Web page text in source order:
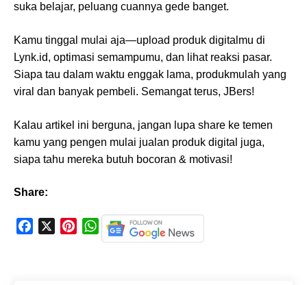
suka belajar, peluang cuannya gede banget.
Kamu tinggal mulai aja—upload produk digitalmu di
Lynk.id, optimasi semampumu, dan lihat reaksi pasar.
Siapa tau dalam waktu enggak lama, produkmulah yang
viral dan banyak pembeli. Semangat terus, JBers!
Kalau artikel ini berguna, jangan lupa share ke temen
kamu yang pengen mulai jualan produk digital juga,
siapa tahu mereka butuh bocoran & motivasi!
Share:
W
h